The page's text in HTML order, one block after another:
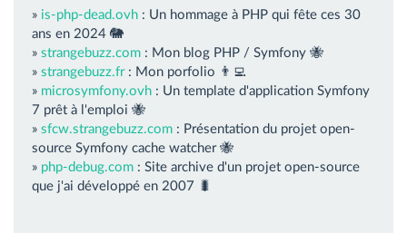
» is-php-dead.ovh : Un hommage à PHP qui fête ces 30
ans en 2024 🐘
» strangebuzz.com : Mon blog PHP / Symfony 🐝
» strangebuzz.fr: Mon porfolio 👨‍💻
» microsymfony.ovh : Un template d'application Symfony
7 prêt à l'emploi 🐝
» sfcw.strangebuzz.com : Présentation du projet open-
source Symfony cache watcher 🐝
» php-debug.com : Site archive d'un projet open-source
que j'ai développé en 2007 🐛